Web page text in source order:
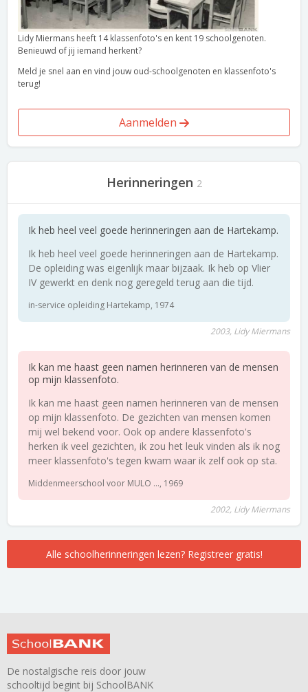
Lidy Miermans heeft 14 klassenfoto's en kent 19 schoolgenoten.
Benieuwd of jij iemand herkent?
Meld je snel aan en vind jouw oud-schoolgenoten en klassenfoto's
terug!
Aanmelden
Herinneringen 2
Ik heb heel veel goede herinneringen aan de Hartekamp.
Ik heb heel veel goede herinneringen aan de Hartekamp.
De opleiding was eigenlijk maar bijzaak. Ik heb op Vlier
IV gewerkt en denk nog geregeld terug aan die tijd.
in-service opleiding Hartekamp, 1974
2003, Lidy Miermans
Ik kan me haast geen namen herinneren van de mensen
op mijn klassenfoto.
Ik kan me haast geen namen herinneren van de mensen
op mijn klassenfoto. De gezichten van mensen komen
mij wel bekend voor. Ook op andere klassenfoto's
herken ik veel gezichten, ik zou het leuk vinden als ik nog
meer klassenfoto's tegen kwam waar ik zelf ook op sta.
Middenmeerschool voor MULO ..., 1969
2002, Lidy Miermans
Alle schoolherinneringen lezen? Registreer gratis!
De nostalgische reis door jouw
schooltijd begint bij SchoolBANK